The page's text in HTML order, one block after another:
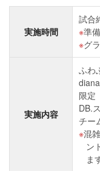
実施時間
試合
準
グ
実施内容
ふわ
限定
DB.
チー
混
ン
ま